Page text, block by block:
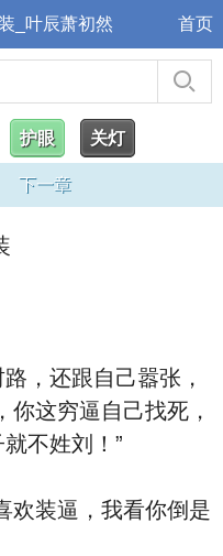
_叶辰萧初然 首页
护眼 关灯
下一章
，还跟自己嚣张，
你这穷逼自己找死，
不姓刘！”
欢装逼，我看你倒是